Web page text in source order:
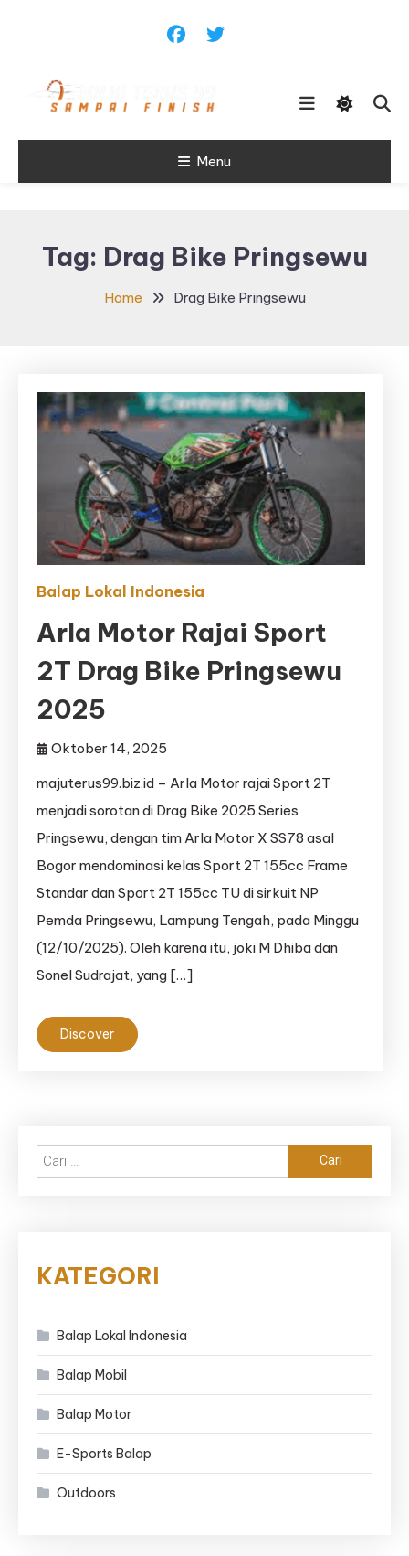
Maju Terus99
Menu
Tag: Drag Bike Pringsewu
Home Drag Bike Pringsewu
Balap Lokal Indonesia
Arla Motor Rajai Sport
2T Drag Bike Pringsewu
2025
Oktober 14, 2025
majuterus99.biz.id – Arla Motor rajai Sport 2T
menjadi sorotan di Drag Bike 2025 Series
Pringsewu, dengan tim Arla Motor X SS78 asal
Bogor mendominasi kelas Sport 2T 155cc Frame
Standar dan Sport 2T 155cc TU di sirkuit NP
Pemda Pringsewu, Lampung Tengah, pada Minggu
(12/10/2025). Oleh karena itu, joki M Dhiba dan
Sonel Sudrajat, yang […]
Discover
untuk:
KATEGORI
Balap Lokal Indonesia
Balap Mobil
Balap Motor
E-Sports Balap
Outdoors